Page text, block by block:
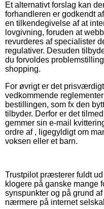
Et alternativt forslag kan
forhandleren er godkendt
en tilkendegivelse af at
lovgivning, foruden at
revurderes af specialister
regulativer. Desuden
du forvoldes
shopping.
For øvrigt er det
vedkommende
bestillingen, som fx den
tilbyder. Derfor er det
gemmer sin e-mail
ordre af , ligegyldigt om
voksen eller et barn.
Trustpilot præsterer fuldt
klogere på ganske mange
synspunkter og på grund
nærmere på internet